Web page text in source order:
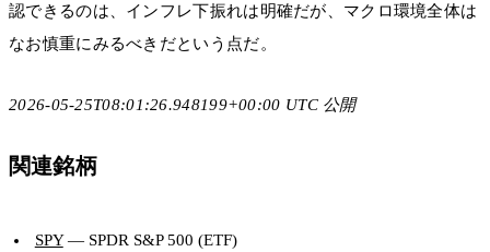
認できるのは、インフレ下振れは明確だが、マクロ環境全体は
なお慎重にみるべきだという点だ。
2026-05-25T08:01:26.948199+00:00 UTC 公開
関連銘柄
SPY— SPDR S&P 500 (ETF)